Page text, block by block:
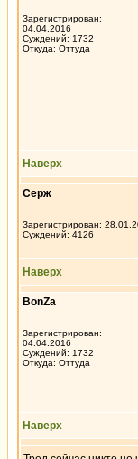
Зарегистрирован:
04.04.2016
Суждений: 1732
Откуда: Oттyдa
Наверх
Серж
Зарегистрирован:
Суждений: 4126
Наверх
BonZa
Зарегистрирован:
04.04.2016
Суждений: 1732
Откуда: Oттyдa
Наверх